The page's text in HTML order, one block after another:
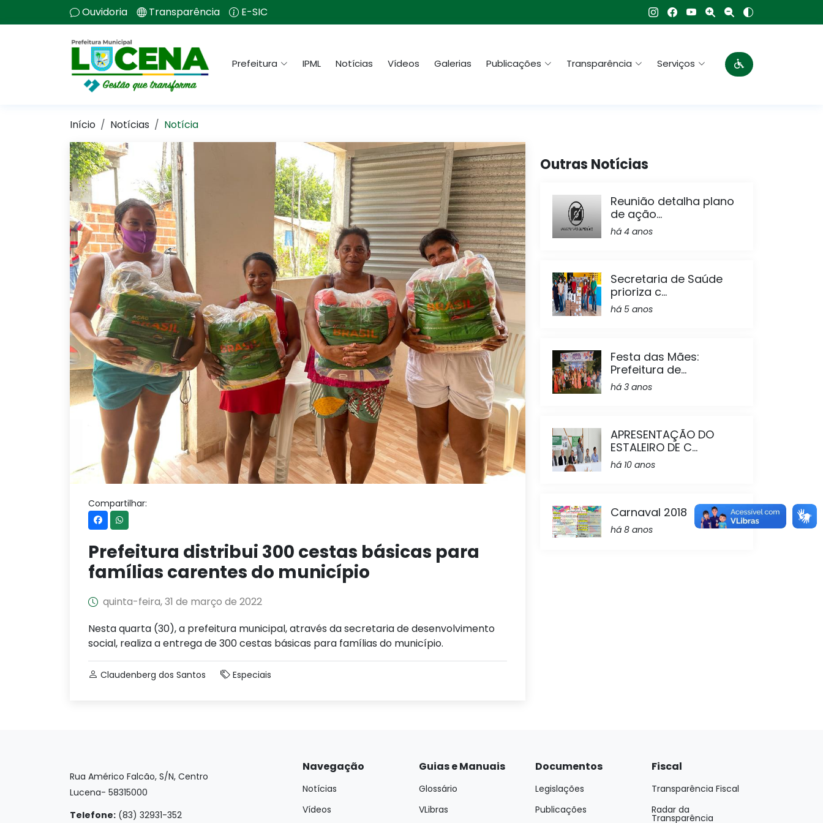
Ouvidoria Transparência E-SIC
Prefeitura IPML Notícias Vídeos Galerias Publicações Transparência Serviços
Início Notícias Notícia
Compartilhar:
Prefeitura distribui 300 cestas básicas para
famílias carentes do município
quinta-feira, 31 de março de 2022
Nesta quarta (30), a prefeitura municipal, através da secretaria de desenvolvimento
social, realiza a entrega de 300 cestas básicas para famílias do município.
Claudenberg dos Santos Especiais
Outras Notícias
Reunião detalha plano
de ação...
há 4 anos
Secretaria de Saúde
prioriza c...
há 5 anos
Festa das Mães:
Prefeitura de...
há 3 anos
APRESENTAÇÃO DO
ESTALEIRO DE C...
há 10 anos
Carnaval 2018
há 8 anos
Rua Américo Falcão, S/N, Centro
Lucena- 58315000
Telefone: (83) 32931-352
Navegação
Notícias
Vídeos
Guias e Manuais
Glossário
VLibras
Documentos
Legislações
Publicações
Fiscal
Transparência Fiscal
Radar da
Transparência